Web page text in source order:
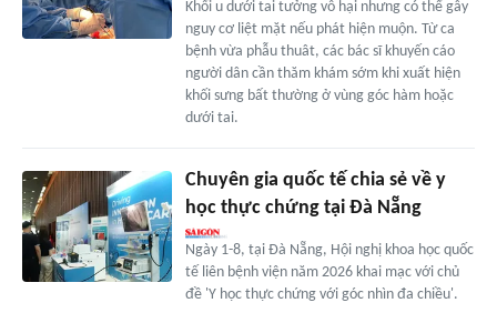
Khối u dưới tai tưởng vô hại nhưng có thể gây
nguy cơ liệt mặt nếu phát hiện muộn. Từ ca
bệnh vừa phẫu thuât, các bác sĩ khuyến cáo
người dân cần thăm khám sớm khi xuất hiện
khối sưng bất thường ở vùng góc hàm hoặc
dưới tai.
Chuyên gia quốc tế chia sẻ về y
học thực chứng tại Đà Nẵng
Ngày 1-8, tại Đà Nẵng, Hội nghị khoa học quốc
tế liên bệnh viện năm 2026 khai mạc với chủ
đề 'Y học thực chứng với góc nhìn đa chiều'.